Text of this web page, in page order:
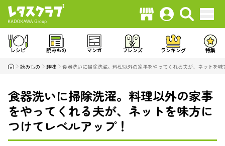
レシピ 読みもの マンガ フレンズ ランキング 特集
読みもの 趣味 食器洗いに掃除洗濯。料理以外の家事をやってくれる夫が、ネットを
食器洗いに掃除洗濯。料理以外の家事
をやってくれる夫が、ネットを味方に
つけてレベルアップ！